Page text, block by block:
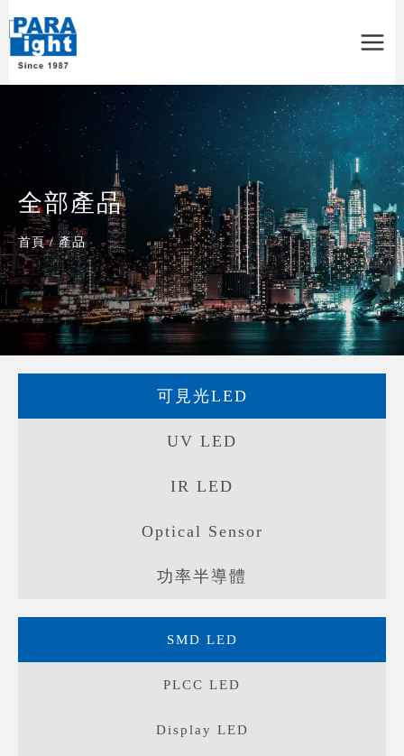
Menu
全部產品
首頁 / 產品
可見光LED
UV LED
IR LED
Optical Sensor
功率半導體
SMD LED
PLCC LED
Display LED